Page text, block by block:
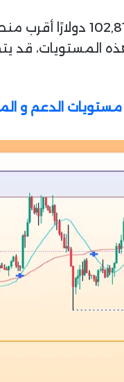
أما على جانب
مستويات الدعم و